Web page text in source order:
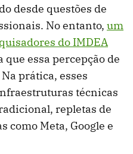
desde questões de
No entanto, um
do IMDEA
que essa percepção de
prática, esses
técnicas
repletas de
como Meta, Google e